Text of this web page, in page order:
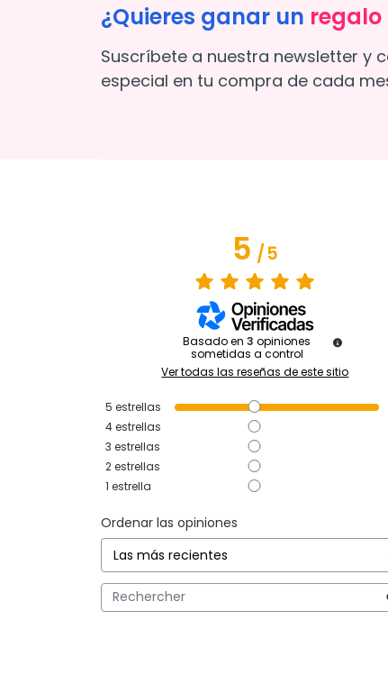
¿Quieres ganar un regalo
Suscríbete a nuestra newsletter y
especial en tu compra de cada
5/5
Basado en3 opiniones
sometidas a control
Ver todas las reseñas de este sitio
5 estrellas
4estrellas
3 estrellas
2estrellas
1 estrella
Ordenar las opiniones